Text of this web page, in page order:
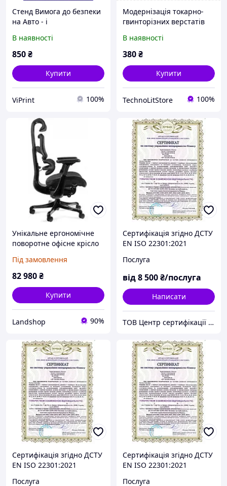
Стенд Вимога до безпеки
на Авто - і
В наявності
850₴
Купити
ViPrint 100%
Модернізація токарно-
гвинторізних верстатів
урахуванням виконання
єдиних вимог техніки
В наявності
380₴
Купити
TechnoLitStore 100%
Унікальне ергономічне
поворотне офісне крісло
відповідає вимогам
охорони здоров'я та
Під замовлення
82 980₴
Купити
Landshop 90%
Сертифікація згідно ДСТУ
EN ISO 22301:2021
Системи управління
неперервністю бізнесу.
Вимоги
Послуга
від8 500₴/послуга
Написати
ТОВ Центр сертифікації ЄВРОСТАНДАРТ (Група компаній)
Сертифікація згідно ДСТУ
EN ISO 22301:2021
Послуга
Сертифікація згідно ДСТУ
EN ISO 22301:2021
Послуга